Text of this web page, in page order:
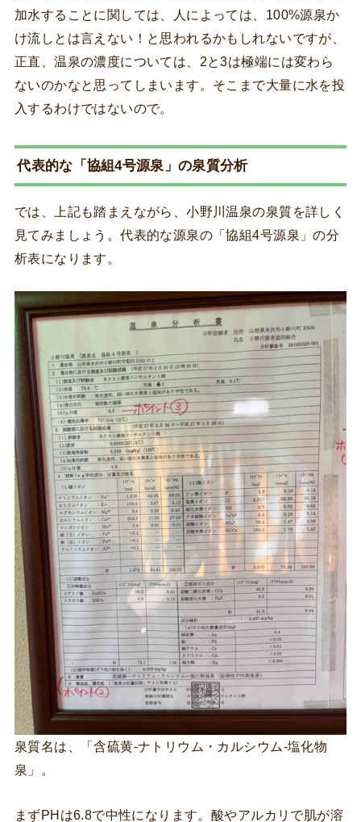
加水することに関しては、人によっては、100%源泉か
け流しとは言えない！と思われるかもしれないですが、
正直、温泉の濃度については、2と3は極端には変わら
ないのかなと思ってしまいます。そこまで大量に水を投
入するわけではないので。
代表的な「協組4号源泉」の泉質分析
では、上記も踏まえながら、小野川温泉の泉質を詳しく
見てみましょう。代表的な源泉の「協組4号源泉」の分
析表になります。
泉質名は、「含硫黄-ナトリウム・カルシウム-塩化物
泉」。
まずPHは6.8で中性になります。酸やアルカリで肌が溶